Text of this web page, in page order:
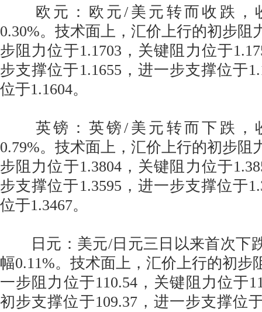
欧元：欧元/美元转而收跌，收
0.30%。技术面上，汇价上行的初步阻
步阻力位于1.1703，关键阻力位于
步支撑位于1.1655，进一步支撑位于
位于1.1604。
英镑：英镑/美元转而下跌，收
0.79%。技术面上，汇价上行的初步阻
步阻力位于1.3804，关键阻力位于
步支撑位于1.3595，进一步支撑位于
位于1.3467。
日元：美元/日元三日以来首次下跌
幅0.11%。技术面上，汇价上行的初步
一步阻力位于110.54，关键阻力位于
初步支撑位于109.37，进一步支撑位